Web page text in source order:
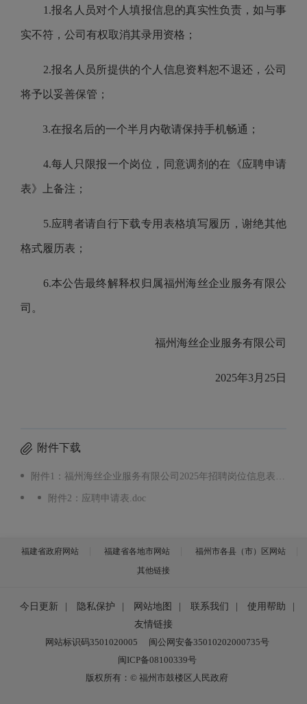
1.报名人员对个人填报信息的真实性负责，如与事
实不符，公司有权取消其录用资格；
2.报名人员所提供的个人信息资料恕不退还，公司
将予以妥善保管；
3.在报名后的一个半月内敬请保持手机畅通；
4.每人只限报一个岗位，同意调剂的在《应聘申请
表》上备注；
5.应聘者请自行下载专用表格填写履历，谢绝其他
格式履历表；
6.本公告最终解释权归属福州海丝企业服务有限公
司 。
福州海丝企业服务有限公司
2025年3月 25日
附件下载
附件1：福州海丝企业服务有限公司2025年招聘岗位信息表.xlsx
附件2：应聘申请表.doc
福建省政府网站 福建省各地市网站
福州市各县（市）区网站
其他链接
今日更新 隐私保护 网站地图 联系我们 使用帮助
友情链接
网站标识码3501020005
闽公网安备35010202000735号
闽ICP备08100339号
版权所有：© 福州市鼓楼区人民政府